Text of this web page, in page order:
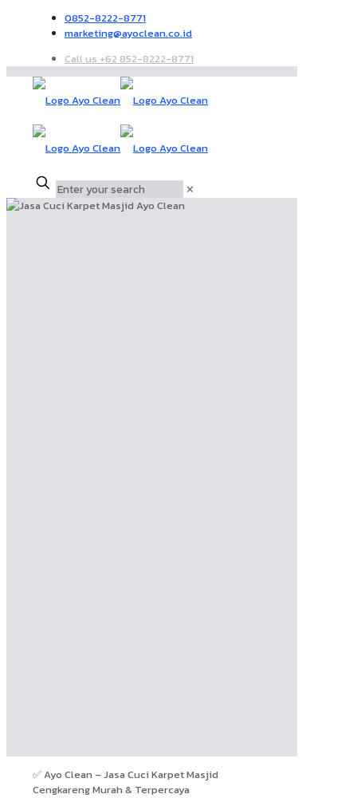
0852-8222-8771
marketing@ayoclean.co.id
Call us +62 852-8222-8771
✕
✅ Ayo Clean – Jasa Cuci Karpet Masjid
Cengkareng Murah & Terpercaya